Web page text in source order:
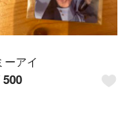
ーアイ
500